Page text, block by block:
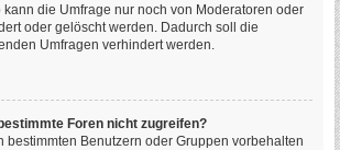
die Umfrage nur noch von Moderatoren oder
oder gelöscht werden. Dadurch soll die
Umfragen verhindert werden.
Foren nicht zugreifen?
bestimmten Benutzern oder Gruppen vorbehalten